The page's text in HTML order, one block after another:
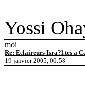
Yossi
moi
Re: Eclaireurs Isra?lites a
19 janvier 2005, 00:58